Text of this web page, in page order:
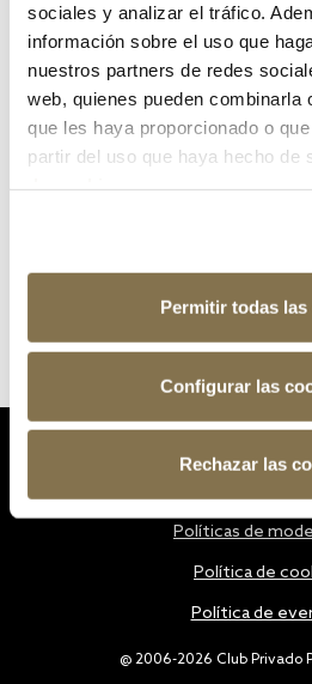
sociales y analizar el tráfico.
información sobre el uso que
nuestros partners de redes
web, quienes pueden combinarla
que les haya proporcionado o
partir del uso que haya hecho de
Permitir todas las
Configurar las
Rechazar las
¿Has olvidado tu contraseña?
@ 2006-2026 Club Privado
Políticas de
Política de
Política de